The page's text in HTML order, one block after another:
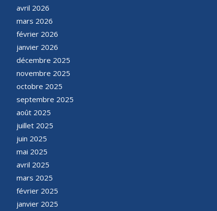
avril 2026
mars 2026
février 2026
janvier 2026
décembre 2025
novembre 2025
octobre 2025
septembre 2025
août 2025
juillet 2025
juin 2025
mai 2025
avril 2025
mars 2025
février 2025
janvier 2025